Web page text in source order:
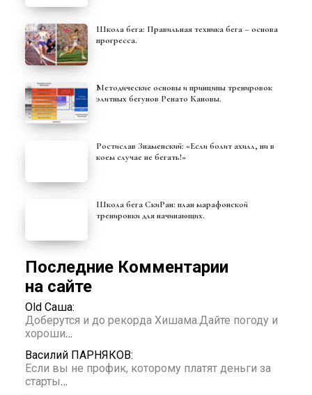
Школа бега: Правильная техника бега – основа
прогресса.
Методические основы и принципы тренировок
элитных бегунов Ренато Кановы.
Ростислав Знаменский: «Если болит ахилл, ни в
коем случае не бегать!»
Школа бега СкиРан: план марафонской
тренировки для начинающих.
Последние Комментарии
на сайте
Old Саша:
Доберутся и до рекорда Хишама.Дайте погоду и
хороши…
Василий ПАРНЯКОВ:
Если вы не профик, которому платят деньги за
старты…